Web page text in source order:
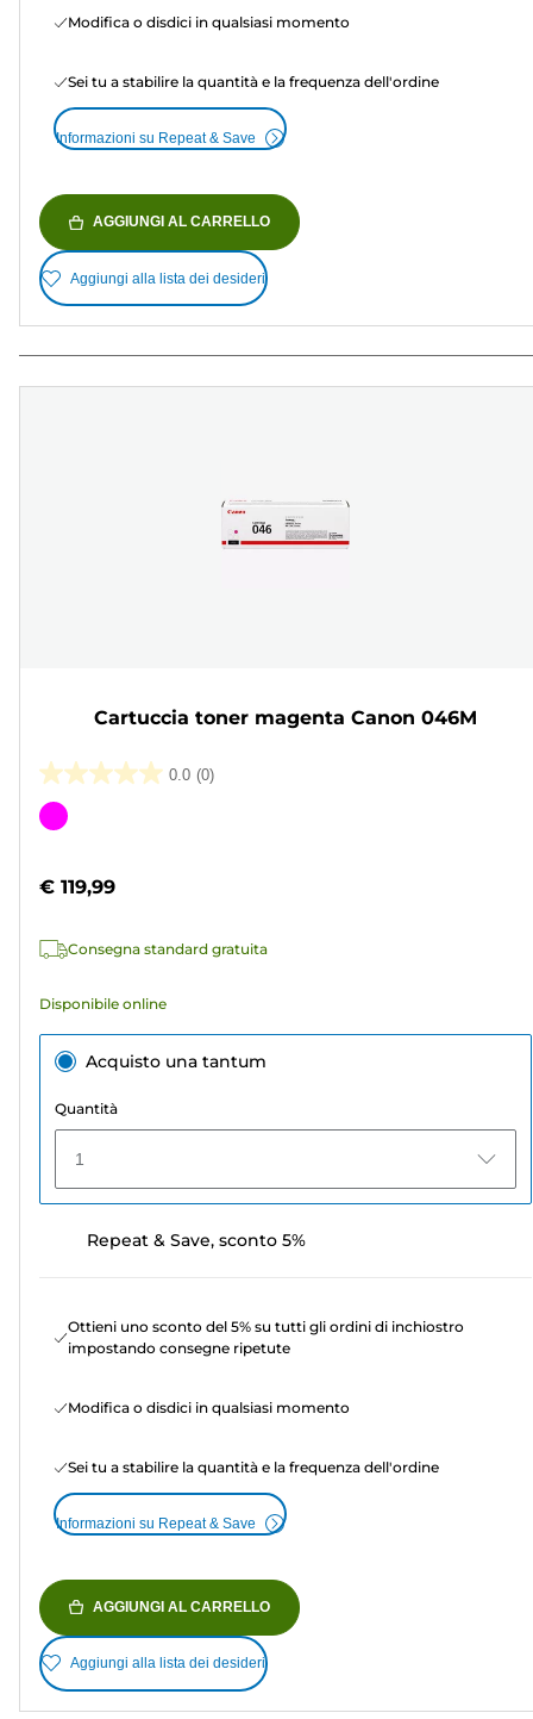
Modifica o disdici in qualsiasi momento
Sei tu a stabilire la quantità e la frequenza dell'ordine
Informazioni su Repeat & Save
AGGIUNGI AL CARRELLO
Aggiungi alla lista dei desideri
Cartuccia toner magenta Canon 046M
0.0 (0)
0.0
su
Cartuccia
€ 119,99
Consegna standard gratuita
Disponibile online
Acquisto una tantum
Quantità
1
Repeat & Save, sconto 5%
Ottieni uno sconto del 5% su tutti gli ordini di inchiostro
impostando consegne ripetute
Modifica o disdici in qualsiasi momento
Sei tu a stabilire la quantità e la frequenza dell'ordine
Informazioni su Repeat & Save
AGGIUNGI AL CARRELLO
Aggiungi alla lista dei desideri